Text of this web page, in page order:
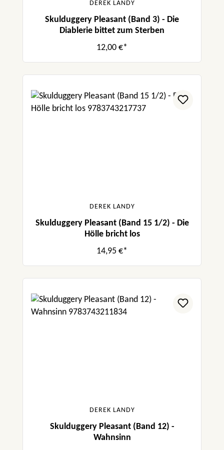
DEREK LANDY
Skulduggery Pleasant (Band 3) - Die
Diablerie bittet zum Sterben
12,00 €*
DEREK LANDY
Skulduggery Pleasant (Band 15 1/2) - Die
Hölle bricht los
14,95 €*
DEREK LANDY
Skulduggery Pleasant (Band 12) -
Wahnsinn